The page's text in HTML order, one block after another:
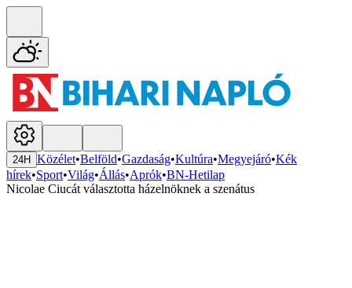
24H Közélet•Belföld•Gazdaság•Kultúra•Megyejáró•Kék
hírek•Sport•Világ•Állás•Aprók•BN-Hetilap
Nicolae Ciucát választotta házelnöknek a szenátus